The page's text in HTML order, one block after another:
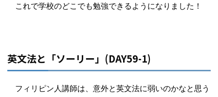
これで学校のどこでも勉強できるようになりました！
英文法と「ソーリー」(DAY59-1)
フィリピン人講師は、意外と英文法に弱いのかなと思う